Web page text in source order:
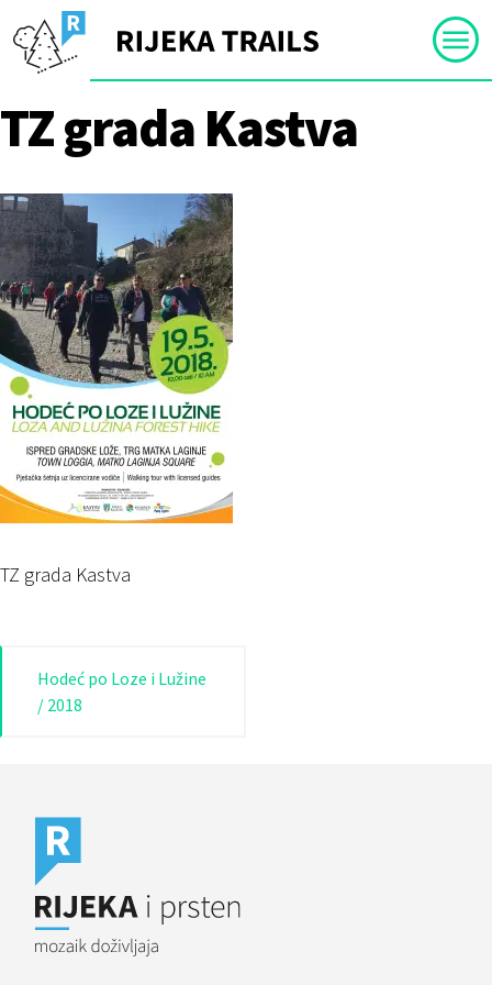
to
content
TZ grada Kastva
TZ grada Kastva
Navigacija
objava
Hodeć po Loze i Lužine
/ 2018